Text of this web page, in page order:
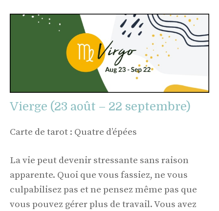
Vierge (23 août – 22 septembre)
Carte de tarot : Quatre d’épées
La vie peut devenir stressante sans raison
apparente. Quoi que vous fassiez, ne vous
culpabilisez pas et ne pensez même pas que
vous pouvez gérer plus de travail. Vous avez